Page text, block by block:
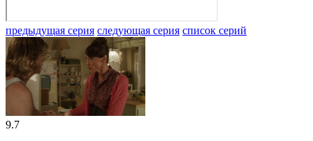
предыдущая серия следующая серия список серий
9.7